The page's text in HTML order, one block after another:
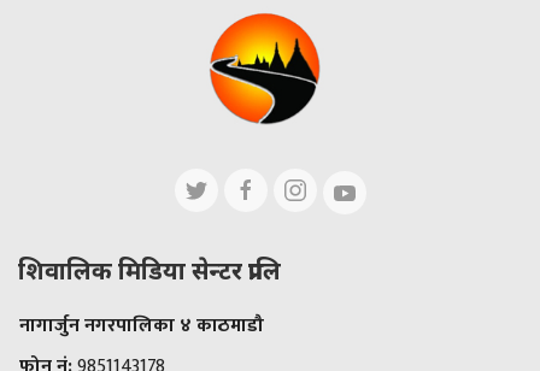
शिवालिक मिडिया सेन्टर प्रालि
नागार्जुन नगरपालिका ४ काठमाडौ